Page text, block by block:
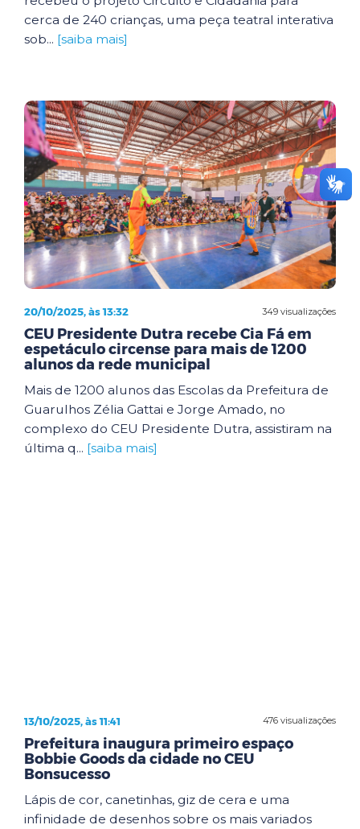
cerca de 240 crianças, uma peça teatral interativa
sob... [saiba mais]
349 visualizações
20/10/2025, às 13:32
CEU Presidente Dutra recebe Cia Fá em
espetáculo circense para mais de 1200
alunos da rede municipal
Mais de 1200 alunos das Escolas da Prefeitura de
Guarulhos Zélia Gattai e Jorge Amado, no
complexo do CEU Presidente Dutra, assistiram na
última q... [saiba mais]
476 visualizações
13/10/2025, às 11:41
Prefeitura inaugura primeiro espaço
Bobbie Goods da cidade no CEU
Bonsucesso
Lápis de cor, canetinhas, giz de cera e uma
infinidade de desenhos sobre os mais variados